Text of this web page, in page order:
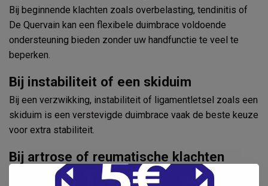
Bij beginnende klachten zoals overbelasting, tendinitis of
De Quervain kan een flexibele duimbrace voldoende
ondersteuning bieden zonder uw handfunctie te veel te
beperken.
Bij instabiliteit of een skiduim
Bij een verzwikking, instabiliteit of ligamentletsel zoals een
skiduim is een verstevigde duimbrace vaak de beste keuze
voor extra stabiliteit.
Bij artrose of reumatische klachten
Bij duimartrose of reumatische klachten kan een brace